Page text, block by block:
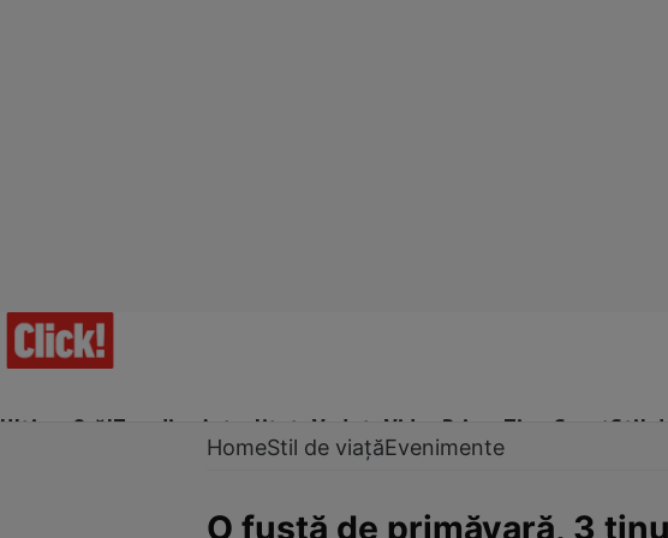
Ultima Oră!Trending Actualitate Vedete Video Prime Time SportStil
HomeStil de viațăEvenimente
O fustă de primăvară, 3